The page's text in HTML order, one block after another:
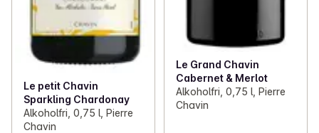
Le petit Chavin
Sparkling Chardonay
Alkoholfri, 0,75 l, Pierre
Chavin
Le Grand Chavin
Cabernet & Merlot
Alkoholfri, 0,75 l, Pierre
Chavin